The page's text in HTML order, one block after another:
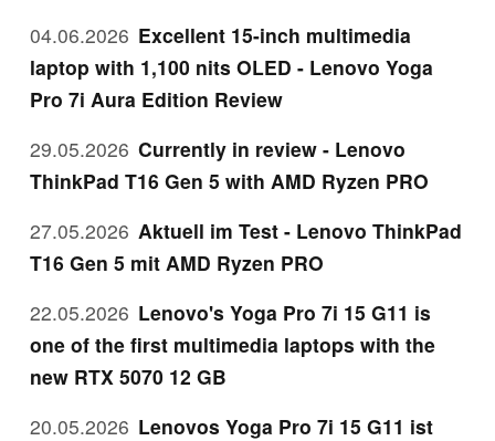
04.06.2026 Excellent 15-inch multimedia
laptop with 1,100 nits OLED - Lenovo Yoga
Pro 7i Aura Edition Review
29.05.2026 Currently in review - Lenovo
ThinkPad T16 Gen 5 with AMD Ryzen PRO
27.05.2026 Aktuell im Test - Lenovo ThinkPad
T16 Gen 5 mit AMD Ryzen PRO
22.05.2026 Lenovo's Yoga Pro 7i 15 G11 is
one of the first multimedia laptops with the
new RTX 5070 12 GB
20.05.2026 Lenovos Yoga Pro 7i 15 G11 ist